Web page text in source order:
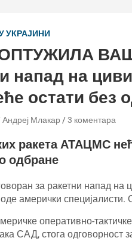
УКРАЈИНИ
напад на
остати без
Андреј Млакар 3 коментара
ракета АТАЦМС
одбране
за ракетни напад
амерички специјалисти.
оперативно-
САД, стога одговорност